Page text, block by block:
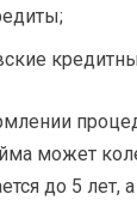
может
до 5 лет,